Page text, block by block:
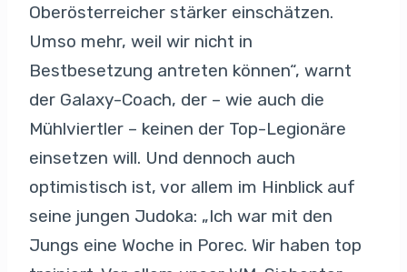
Oberösterreicher stärker einschätzen.
Umso mehr, weil wir nicht in
Bestbesetzung antreten können“, warnt
der Galaxy-Coach, der – wie auch die
Mühlviertler – keinen der Top-Legionäre
einsetzen will. Und dennoch auch
optimistisch ist, vor allem im Hinblick auf
seine jungen Judoka: „Ich war mit den
Jungs eine Woche in Porec. Wir haben top